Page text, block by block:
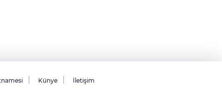
Künye İletişim